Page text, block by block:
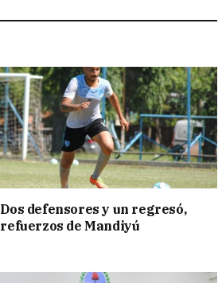
Dos defensores y un regresó,
refuerzos de Mandiyú